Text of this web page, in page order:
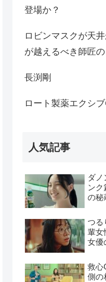
登場か？
ロビンマスクが天
が越えるべき師匠
長渕剛
ロート製薬エクシ
人気記事
ダノ
ンク
の秘
つる
輩女
女優
救心
側の